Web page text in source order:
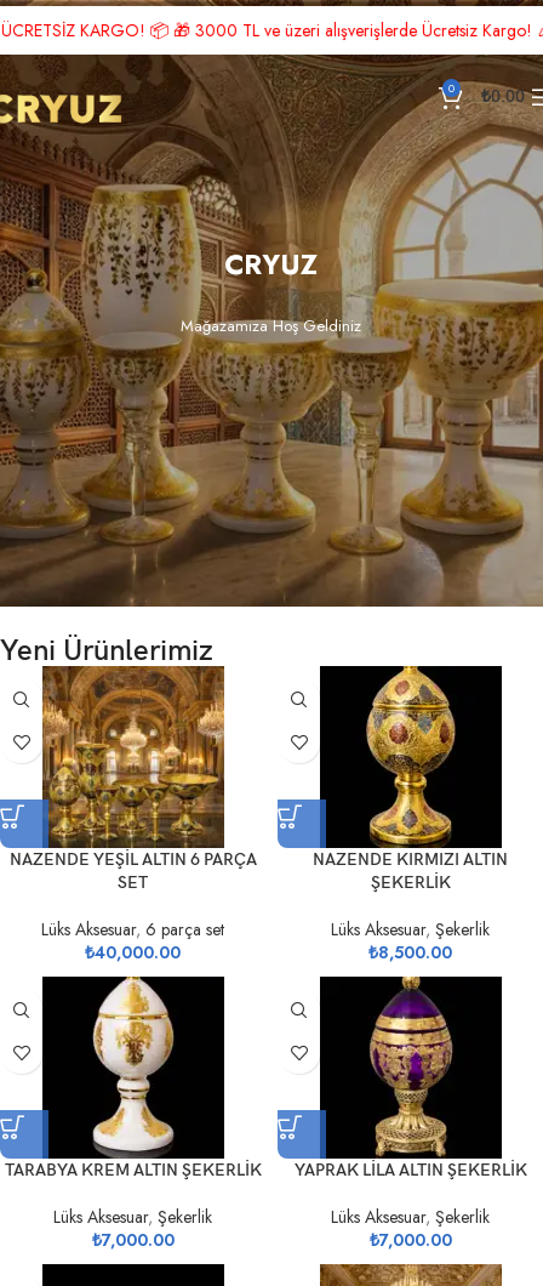
📦 🎁 3000 TL ve üzeri alışverişlerde Ücretsiz Kargo! 🎉 Hemen
0 ₺0.00
CRYUZ
Mağazamıza Hoş Geldiniz
Yeni Ürünlerimiz
NAZENDE YEŞİL ALTIN 6 PARÇA
SET
Lüks Aksesuar, 6 parça set
₺40,000.00
NAZENDE KIRMIZI ALTIN
ŞEKERLİK
Lüks Aksesuar, Şekerlik
₺8,500.00
TARABYA KREM ALTIN ŞEKERLİK
Lüks Aksesuar, Şekerlik
₺7,000.00
YAPRAK LİLA ALTIN ŞEKERLİK
Lüks Aksesuar, Şekerlik
₺7,000.00